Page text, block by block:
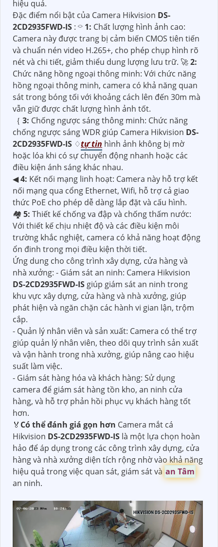
hiệu quả.
Đặc điểm nổi bật của Camera Hikvision DS-
2CD2935FWD-IS : ⌔ 1: Chất lượng hình ảnh cao:
Camera này được trang bị cảm biến CMOS tiên tiến
và chuẩn nén video H.265+, cho phép chụp hình rõ
nét và chi tiết, giảm thiểu dung lượng lưu trữ. ️🚀2:
Chức năng hồng ngoại thông minh: Với chức năng
hồng ngoại thông minh, camera có khả năng quan
sát trong bóng tối với khoảng cách lên đến 30m mà
vẫn giữ được chất lượng hình ảnh tốt.
｛ 3: Chống ngược sáng thông minh: Chức năng
chống ngược sáng WDR giúp Camera Hikvision DS-
2CD2935FWD-IS ♢tự tin hình ảnh không bị mờ
hoặc lóa khi có sự chuyển động nhanh hoặc các
điều kiện ánh sáng khác nhau.
◀4: Kết nối mạng linh hoạt: Camera này hỗ trợ kết
nối mạng qua cổng Ethernet, Wifi, hỗ trợ cả giao
thức PoE cho phép dễ dàng lắp đặt và cấu hình.
🏘 5: Thiết kế chống va đập và chống thấm nước:
Với thiết kế chịu nhiệt độ và các điều kiện môi
trường khắc nghiệt, camera có khả năng hoạt động
ổn đinh trong mọi điều kiện thời tiết.
Ứng dung cho công trình xây dựng, cửa hàng và
nhà xưởng: - Giám sát an ninh: Camera Hikvision
DS-2CD2935FWD-IS giúp giám sát an ninh trong
khu vực xây dựng, cửa hàng và nhà xưởng, giúp
phát hiện và ngăn chặn các hành vi gian lận, trộm
cắp.
- Quản lý nhân viên và sản xuất: Camera có thể trợ
giúp quản lý nhân viên, theo dõi quy trình sản xuất
và vận hành trong nhà xưởng, giúp nâng cao hiệu
suất làm việc.
- Giám sát hàng hóa và khách hàng: Sử dụng
camera để giám sát hàng tồn kho, an ninh cửa
hàng, và hỗ trợ phản hồi phục vụ khách hàng tốt
hơn.
️🏅 Có thể đánh giá gọn hơn Camera mắt cá
Hikvision DS-2CD2935FWD-IS là một lựa chọn hoàn
hảo để áp dụng trong các công trình xây dựng, cửa
hàng và nhà xưởng diện tích rộng nhờ vào khả năng
hiệu quả trong việc quan sát, giám sát và an Tâm
an ninh.